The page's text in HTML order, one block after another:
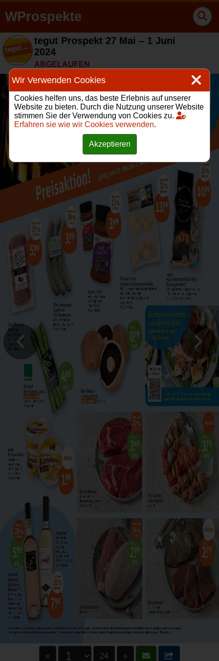
WProspekte
tegut Prospekt 27 Mai – 1 Juni
2024
ABGELAUFEN
« 24 »
Wir Verwenden Cookies
Cookies helfen uns, das beste Erlebnis auf unserer
Website zu bieten. Durch die Nutzung unserer Website
stimmen Sie der Verwendung von Cookies zu.
Erfahren sie wie wir Cookies verwenden.
Akzeptieren